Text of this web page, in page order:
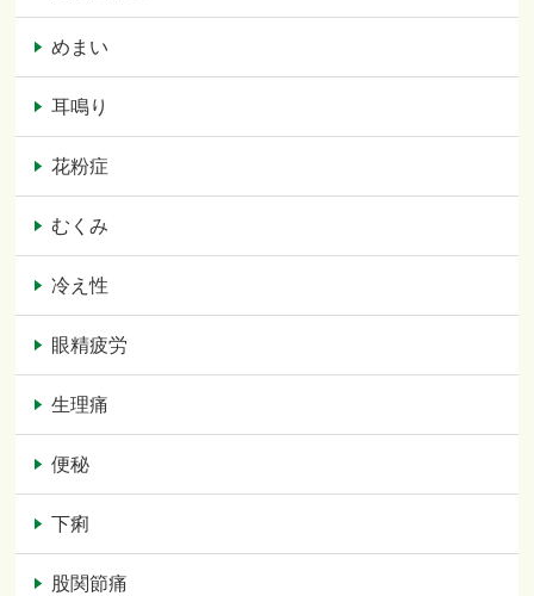
めまい
耳鳴り
花粉症
むくみ
冷え性
眼精疲労
生理痛
便秘
下痢
股関節痛